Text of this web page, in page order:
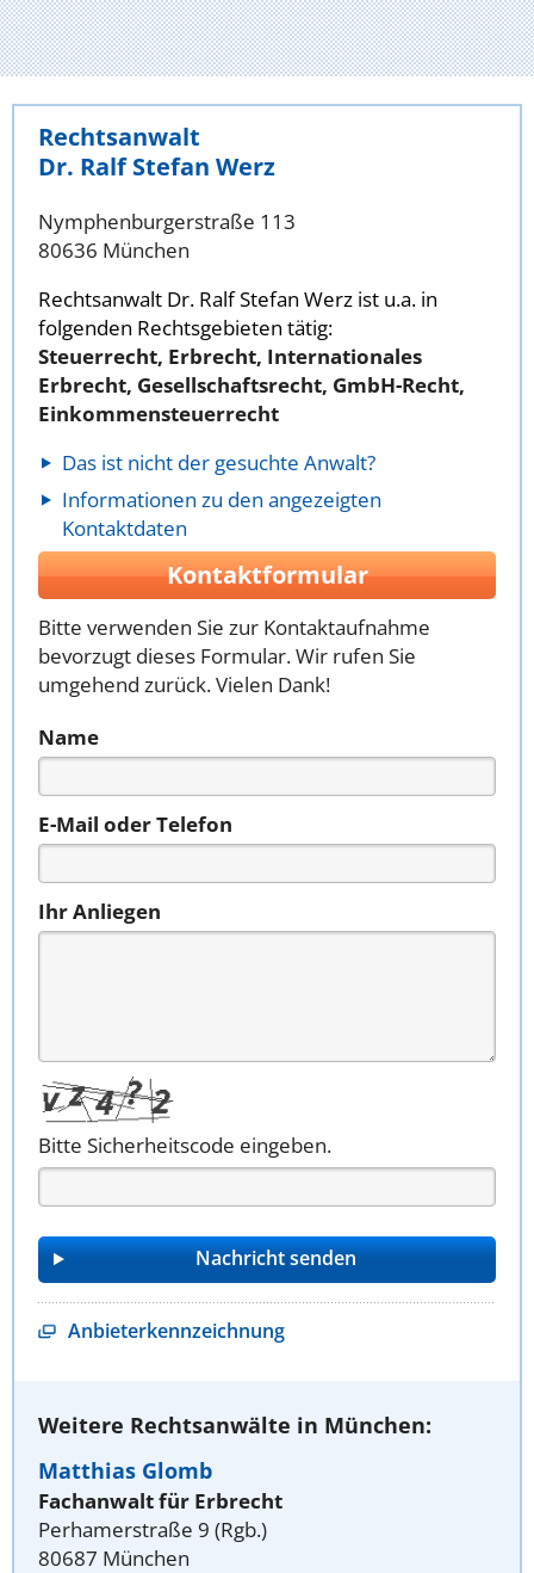
Rechtsanwalt
Dr. Ralf Stefan Werz
Nymphenburgerstraße 113
80636 München
Rechtsanwalt Dr. Ralf Stefan Werz ist u.a. in
folgenden Rechtsgebieten tätig:
Steuerrecht, Erbrecht, Internationales
Erbrecht, Gesellschaftsrecht, GmbH-Recht,
Einkommensteuerrecht
Das ist nicht der gesuchte Anwalt?
Informationen zu den angezeigten
Kontaktdaten
Kontaktformular
Bitte verwenden Sie zur Kontaktaufnahme
bevorzugt dieses Formular. Wir rufen Sie
umgehend zurück. Vielen Dank!
Name
E-Mail oder Telefon
Ihr Anliegen
Bitte Sicherheitscode eingeben.
Anbieterkennzeichnung
Weitere Rechtsanwälte in München:
Matthias Glomb
Fachanwalt für Erbrecht
Perhamerstraße 9 (Rgb.)
80687 München